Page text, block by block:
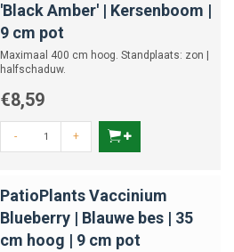
'Black Amber' | Kersenboom |
9 cm pot
Maximaal 400 cm hoog. Standplaats: zon |
halfschaduw.
€8,59
- +
PatioPlants Vaccinium
Blueberry | Blauwe bes | 35
cm hoog | 9 cm pot